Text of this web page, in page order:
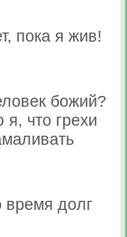
пока я жив!
божий?
что грехи
долг